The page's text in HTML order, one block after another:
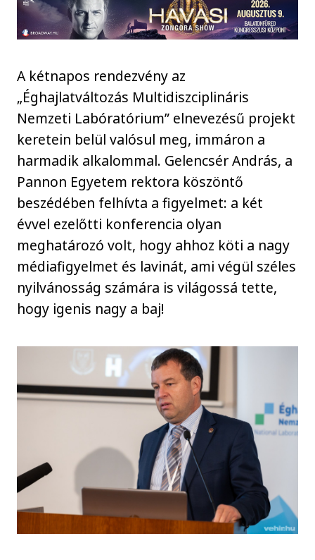
A kétnapos rendezvény az
„Éghajlatváltozás Multidiszciplináris
Nemzeti Labóratórium” elnevezésű projekt
keretein belül valósul meg, immáron a
harmadik alkalommal. Gelencsér András, a
Pannon Egyetem rektora köszöntő
beszédében felhívta a figyelmet: a két
évvel ezelőtti konferencia olyan
meghatározó volt, hogy ahhoz köti a nagy
médiafigyelmet és lavinát, ami végül széles
nyilvánosság számára is világossá tette,
hogy igenis nagy a baj!